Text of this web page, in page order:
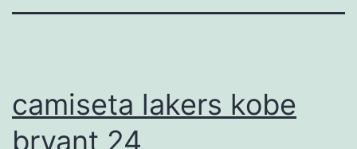
camiseta lakers kobe
bryant 24